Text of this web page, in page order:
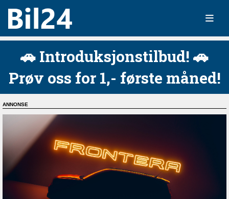
🚗 Introduksjonstilbud! 🚗
Prøv oss for 1,- første måned!